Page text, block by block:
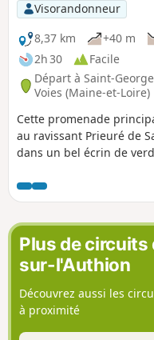
Visorandonneur
8,37 km
+40 m
2h 30
Facile
Départ à Saint-
Voies (Maine-et-Loire)
Cette promenade
au ravissant Prieuré de
dans un bel écrin de
l'Hélice Terrestre de
un site troglodytique.
Plus de circuits
sur-l'Authion
Découvrez aussi les
à proximité